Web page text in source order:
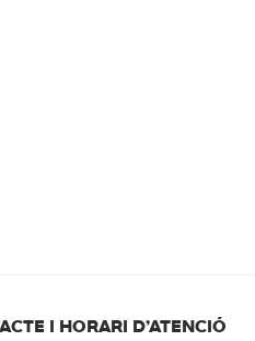
I HORARI D’ATENCIÓ